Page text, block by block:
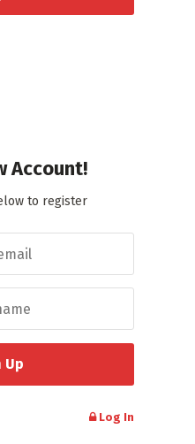
Account!
to register
Log In